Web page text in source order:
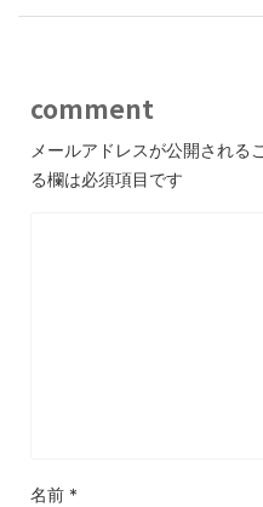
k
comment
メールアドレスが公開される
る欄は必須項目です
名前 *